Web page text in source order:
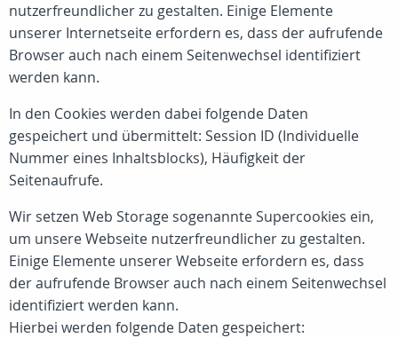
nutzerfreundlicher zu gestalten. Einige Elemente
unserer Internetseite erfordern es, dass der aufrufende
Browser auch nach einem Seitenwechsel identifiziert
werden kann.
In den Cookies werden dabei folgende Daten
gespeichert und übermittelt: Session ID (Individuelle
Nummer eines Inhaltsblocks), Häufigkeit der
Seitenaufrufe.
Wir setzen Web Storage sogenannte Supercookies ein,
um unsere Webseite nutzerfreundlicher zu gestalten.
Einige Elemente unserer Webseite erfordern es, dass
der aufrufende Browser auch nach einem Seitenwechsel
identifiziert werden kann.
Hierbei werden folgende Daten gespeichert: